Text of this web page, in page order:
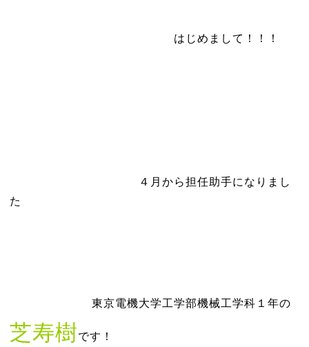
はじめまして！！！
４月から担任助手になりまし
た
東京電機大学工学部機械工学科１年の
芝寿樹です！